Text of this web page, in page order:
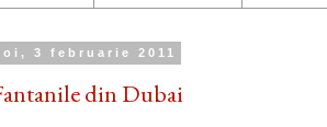
3 februarie 2011
din Dubai